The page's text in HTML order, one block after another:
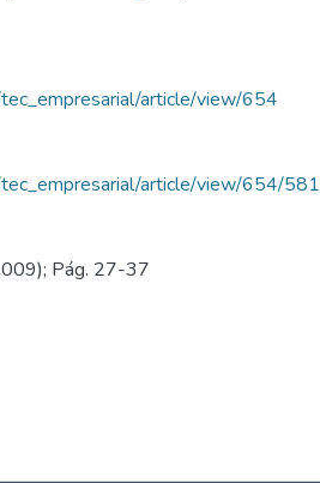
article/view/654
article/view/654/581
Pág. 27-37